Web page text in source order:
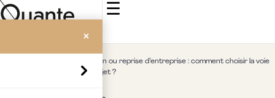
☰
×
Création ou reprise d’entreprise : comment choisir la voie
la plus adaptée à votre projet ?